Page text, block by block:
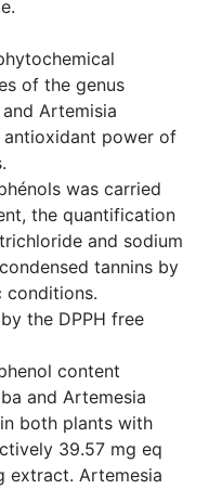
of the genus
Artemisia
power of
was carried
the quantification
and sodium
tannins by
conditions.
the DPPH free
content
and Artemesia
both plants with
39.57 mg eq
extract. Artemesia